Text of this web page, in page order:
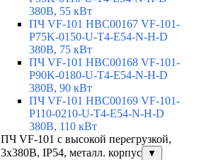
380В, 55 кВт
ПЧ VF-101 HBC00167 VF-101-
P75K-0150-U-T4-E54-N-H-D
380В, 75 кВт
ПЧ VF-101 HBC00168 VF-101-
P90K-0180-U-T4-E54-N-H-D
380В, 90 кВт
ПЧ VF-101 HBC00169 VF-101-
P110-0210-U-T4-E54-N-H-D
380В, 110 кВт
ПЧ VF-101 с высокой перегрузкой,
3х380В, IP54, металл. корпус
▼